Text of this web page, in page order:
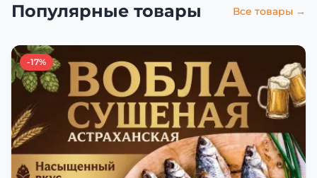
Популярные товары Все товары →
-17%